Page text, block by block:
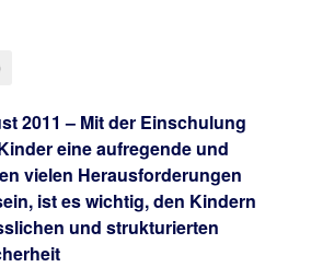
2011 – Mit der Einschulung
eine aufregende und
vielen Herausforderungen
ist es wichtig, den Kindern
und strukturierten